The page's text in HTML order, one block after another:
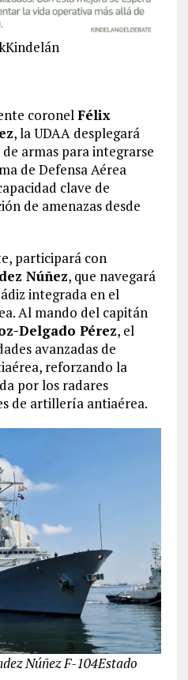
Kindelán
coronelFélix
, la UDAA desplegará
de armas para integrarse
de Defensa Aérea
clave de
de amenazas desde
participará con
Núñez, que navegará
integrada en el
Al mando del capitán
Delgado Pérez, el
avanzadas de
reforzando la
por los radares
de artillería antiaérea.
Núñez F-104Estado